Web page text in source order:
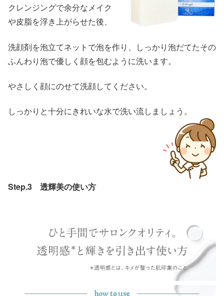
クレンジングで余分なメイク
や皮脂を浮き上がらせた後、
洗顔剤を泡立てネットで泡を作り、しっかり泡だてたその
ふんわり泡で優しく顔を包むように洗います。
やさしく顔にのせて洗顔してください。
しっかりと十分にきれいな水で洗い流しましょう。
Step.3 透輝美の使い方